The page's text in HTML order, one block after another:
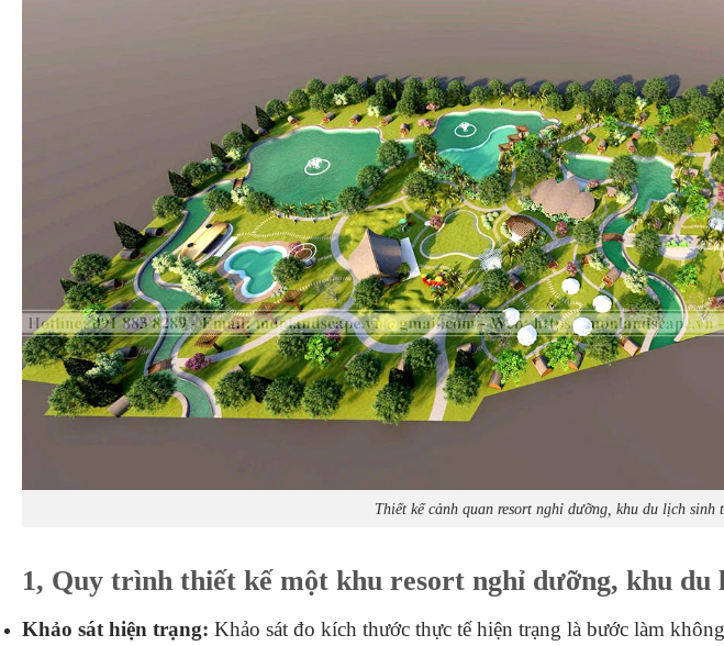
Thiết kế cảnh quan resort nghỉ dưỡng, khu du lịch sinh
1, Quy trình thiết kế một khu resort nghỉ dưỡng, khu du
Khảo sát hiện trạng: Khảo sát đo kích thước thực tế hiện trạng là bước làm